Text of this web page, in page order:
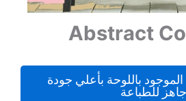
Abstract
باللوحة بأعلي جودة
جاهز للطباعة